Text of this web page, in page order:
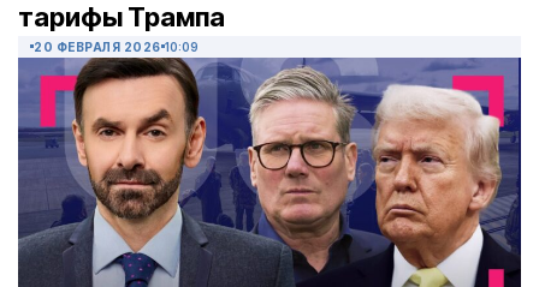
тарифы Трампа
20 ФЕВРАЛЯ 2026 10:09